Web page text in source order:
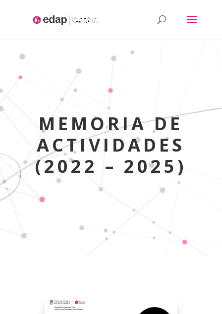
contingut personalitzat i/o publicitat. Si continues navegant,
considerem que acceptes la utilització.
Més informació
MEMORIA DE
ACTIVIDADES
(2022 – 2025)